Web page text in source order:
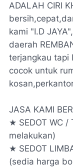
ADALAH CIRI
kami "I.D
daerah
terjangkau tapi
cocok untuk
JASA KAMI
★ SEDOT WC /
melakukan)
★ SEDOT
(sedia harga